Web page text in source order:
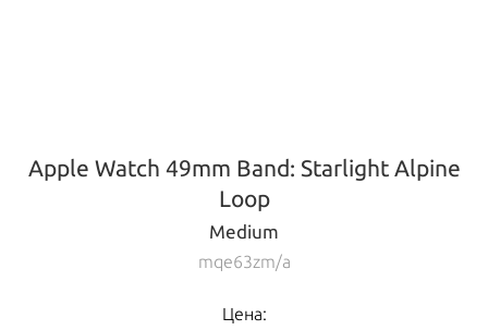
Apple Watch 49mm Band: Starlight Alpine
Loop
Medium
mqe63zm/a
Цена: